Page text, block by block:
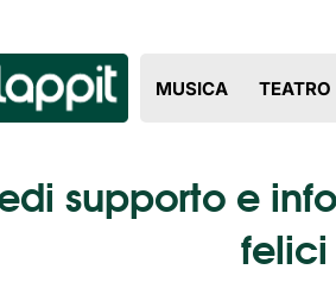
MUSICA TEATRO
supporto e